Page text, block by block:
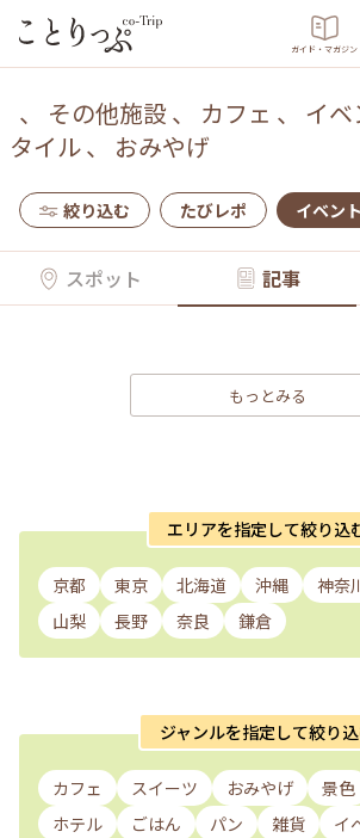
ガイド・マガジン
、 その他施設、 カフェ 、 イベ
タイル、 おみやげ
絞り込む たびレポ イベント
スポット 記事
もっとみる
エリアを指定して絞り込
京都 東京 北海道 沖縄 神奈
山梨
長野 奈良 鎌倉
ジャンルを指定して絞り
カフェ スイーツ おみやげ 景色
ホテル
ごはん パン 雑貨 イ